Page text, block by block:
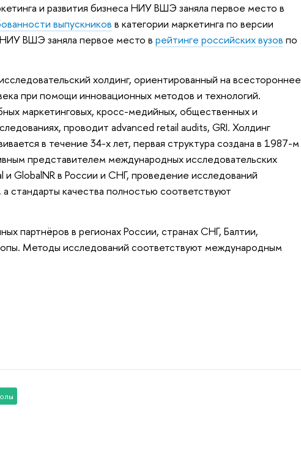
и развития бизнеса НИУ ВШЭ заняла первое место в
выпускников в категории маркетинга по версии
ВШЭ заняла первое место врейтинге российских вузов по
холдинг, ориентированный на всестороннее
при помощи инновационных методов и технологий.
маркетинговых, кросс-медийных, общественных и
проводит advanced retail audits, GRI. Холдинг
в течение 34-х лет, первая структура создана в 1987-м
представителем международных исследовательских
GlobalNR в России и СНГ, проведение исследований
стандарты качества полностью соответствуют
партнёров в регионах России, странах СНГ, Балтии,
Методы исследований соответствуют международным